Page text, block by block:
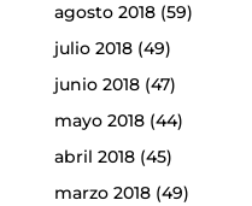
agosto 2018(59)
julio 2018(49)
junio 2018(47)
mayo 2018(44)
abril 2018(45)
marzo 2018(49)